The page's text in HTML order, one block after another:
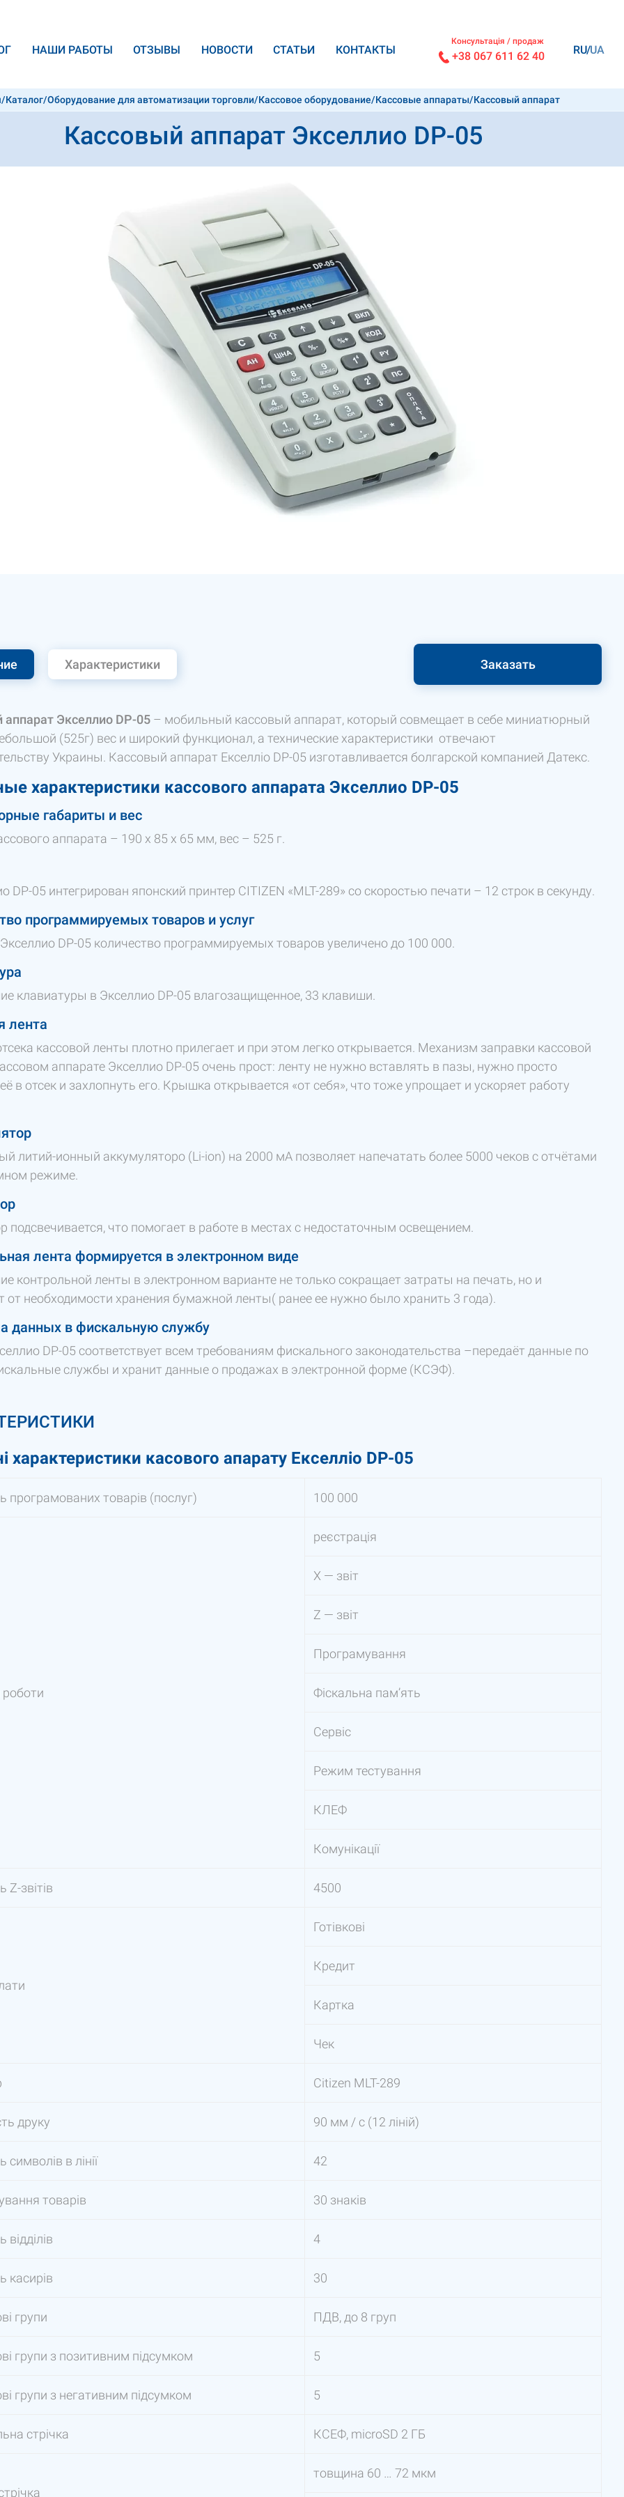
НАШИ РАБОТЫ ОТЗЫВЫ НОВОСТИ CТАТЬИ КОНТАКТЫ
Консультація / продаж
+38 067 611 62 40 RU UA
/Каталог/Оборудование для автоматизации торговли/Кассовое оборудование/Кассовые аппараты/Кассовый аппарат
Кассовый аппарат Экселлио DP-05
Характеристики Заказать
аппарат Экселлио DP-05 – мобильный кассовый аппарат, который совмещает в себе миниатюрный
(525г) вес и широкий функционал, а технические характеристики отвечают
Украины. Кассовый аппарат Екселліо DP-05 изготавливается болгарской компанией Датекс.
характеристики кассового аппарата Экселлио DP-05
габариты и вес
аппарата – 190 х 85 х 65 мм, вес – 525 г.
DP-05 интегрирован японский принтер CITIZEN «MLT-289» со скоростью печати – 12 строк в секунду.
программируемых товаров и услуг
DP-05 количество программируемых товаров увеличено до 100 000.
клавиатуры в Экселлио DP-05 влагозащищенное, 33 клавиши.
лента
кассовой ленты плотно прилегает и при этом легко открывается. Механизм заправки кассовой
аппарате Экселлио DP-05 очень прост: ленту не нужно вставлять в пазы, нужно просто
в отсек и захлопнуть его. Крышка открывается «от себя», что тоже упрощает и ускоряет работу
литий-ионный аккумуляторо (Li-ion) на 2000 мА позволяет напечатать более 5000 чеков с отчётами
режиме.
подсвечивается, что помогает в работе в местах с недостаточным освещением.
лента формируется в электронном виде
контрольной ленты в электронном варианте не только сокращает затраты на печать, но и
от необходимости хранения бумажной ленты( ранее ее нужно было хранить 3 года).
данных в фискальную службу
DP-05 соответствует всем требованиям фискального законодательства –передаёт данные по
службы и хранит данные о продажах в электронной форме (КСЭФ).
характеристики касового апарату Екселліо DP-05
програмованих товарів (послуг) 100 000
реєстрація
Х — звіт
Z — звіт
Програмування
Фіскальна пам’ять
Сервіс
Режим тестування
КЛЕФ
Комунікації
Z-звітів 4500
Готівкові
Кредит
Картка
Чек
Citizen MLT-289
друку 90 мм / с (12 ліній)
символів в лінії 42
товарів 30 знаків
відділів 4
касирів 30
групи ПДВ, до 8 груп
групи з позитивним підсумком 5
групи з негативним підсумком 5
стрічка КСЕФ, microSD 2 ГБ
товщина 60 … 72 мкм